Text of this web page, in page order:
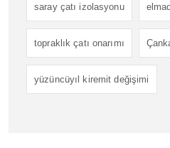
saray çatı izolasyonu
topraklık çatı onarımı
yüzüncüyıl kiremit değişimi